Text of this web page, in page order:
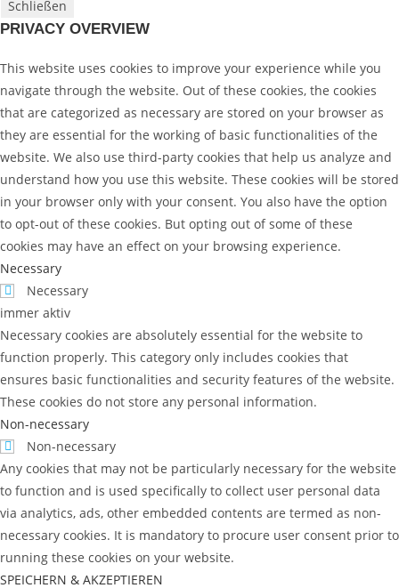
Schließen
PRIVACY OVERVIEW
This website uses cookies to improve your experience while you
navigate through the website. Out of these cookies, the cookies
that are categorized as necessary are stored on your browser as
they are essential for the working of basic functionalities of the
website. We also use third-party cookies that help us analyze and
understand how you use this website. These cookies will be stored
in your browser only with your consent. You also have the option
to opt-out of these cookies. But opting out of some of these
cookies may have an effect on your browsing experience.
Necessary
Necessary
immer aktiv
Necessary cookies are absolutely essential for the website to
function properly. This category only includes cookies that
ensures basic functionalities and security features of the website.
These cookies do not store any personal information.
Non-necessary
Non-necessary
Any cookies that may not be particularly necessary for the website
to function and is used specifically to collect user personal data
via analytics, ads, other embedded contents are termed as non-
necessary cookies. It is mandatory to procure user consent prior to
running these cookies on your website.
SPEICHERN & AKZEPTIEREN